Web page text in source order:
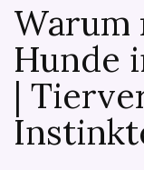
Warum
Hunde
|